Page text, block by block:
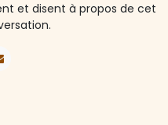
et disent à propos de cet